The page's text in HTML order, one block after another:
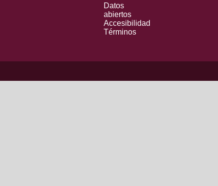
Datos
abiertos
Accesibilidad
Términos